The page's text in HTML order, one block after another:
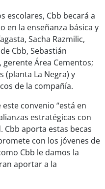
escolares, Cbb becará a
en la enseñanza básica y
Sacha Razmilic,
Cbb, Sebastián
Área Cementos;
(planta La Negra) y
de la compañía.
convenio “está en
estratégicas con
aporta estas becas
con los jóvenes de
Cbb le damos la
aportar a la